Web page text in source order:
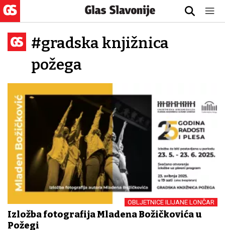
#gradska knjižnica
požega
OBLJETNICE ILIJANE LONČAR
Izložba fotografija Mladena Božičkovića u
Požegi